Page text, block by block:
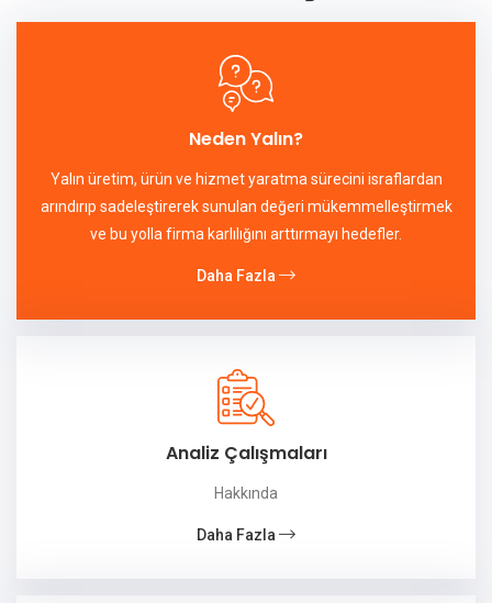
Neden Yalın?
Yalın üretim, ürün ve hizmet yaratma sürecini israflardan
arındırıp sadeleştirerek sunulan değeri mükemmelleştirmek
ve bu yolla firma karlılığını arttırmayı hedefler.
Daha Fazla
Analiz Çalışmaları
Hakkında
Daha Fazla